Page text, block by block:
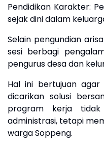
​Pendidikan Karakter:
sejak dini dalam
​Selain pengundian
sesi berbagi
pengurus desa dan
Hal ini bertujuan
dicarikan solusi
program kerja
administrasi, tetapi
warga Soppeng.